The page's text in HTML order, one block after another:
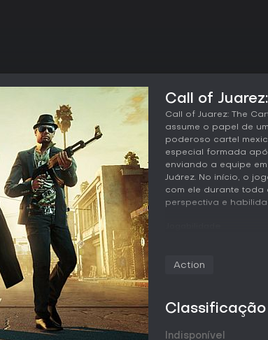
Call of
Call of Juarez: The
assume o papel de
poderoso cartel
especial formada
enviando a equipe
Juárez. No início, o
com ele durante toda
perspectiva e
fortes, preferências
antes de cada
Um dos sistemas
Action
Indisponível